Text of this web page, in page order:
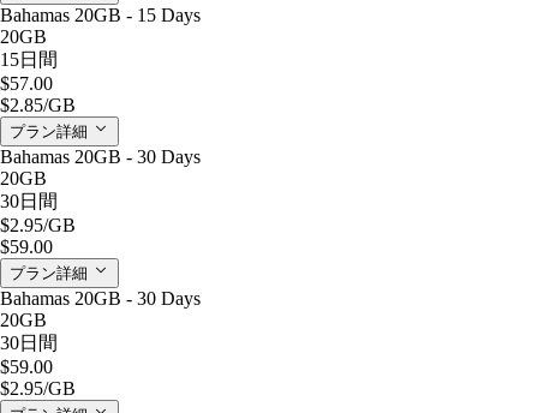
Bahamas 20GB - 15 Days
20GB
15日間
$57.00
$2.85/GB
プラン詳細
Bahamas 20GB - 30 Days
20GB
30日間
$2.95/GB
$59.00
プラン詳細
Bahamas 20GB - 30 Days
20GB
30日間
$59.00
$2.95/GB